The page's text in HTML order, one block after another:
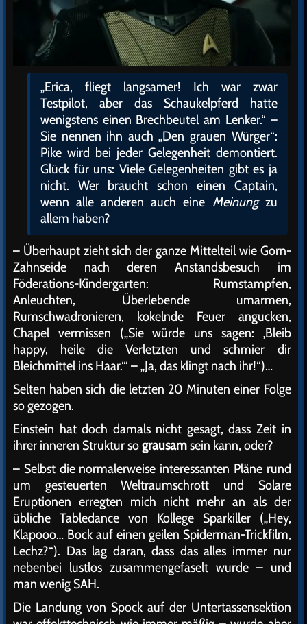
„Erica, fliegt langsamer! Ich war zwar
Testpilot, aber das Schaukelpferd hatte
wenigstens einen Brechbeutel am Lenker.“ –
Sie nennen ihn auch „Den grauen Würger“:
Pike wird bei jeder Gelegenheit demontiert.
Glück für uns: Viele Gelegenheiten gibt es ja
nicht. Wer braucht schon einen Captain,
wenn alle anderen auch eine Meinungzu
allem haben?
– Überhaupt zieht sich der ganze Mittelteil wie Gorn-
Zahnseide nach deren Anstandsbesuch im
Föderations-Kindergarten: Rumstampfen,
Anleuchten, Überlebende umarmen,
Rumschwadronieren, kokelnde Feuer angucken,
Chapel vermissen („Sie würde uns sagen: ‚Bleib
happy, heile die Verletzten und schmier dir
Bleichmittel ins Haar.‘“ – „Ja, das klingt nach ihr!“)…
Selten haben sich die letzten 20 Minuten einer Folge
so gezogen.
Einstein hat doch damals nicht gesagt, dass Zeit in
ihrer inneren Struktur sograusamsein kann, oder?
– Selbst die normalerweise interessanten Pläne rund
um gesteuerten Weltraumschrott und Solare
Eruptionen erregten mich nicht mehr an als der
übliche Tabledance von Kollege Sparkiller („Hey,
Klapooo… Bock auf einen geilen Spiderman-Trickfilm,
Lechz?“). Das lag daran, dass das alles immer nur
nebenbei lustlos zusammengefaselt wurde – und
man wenig SAH.
Die Landung von Spock auf der Untertassensektion